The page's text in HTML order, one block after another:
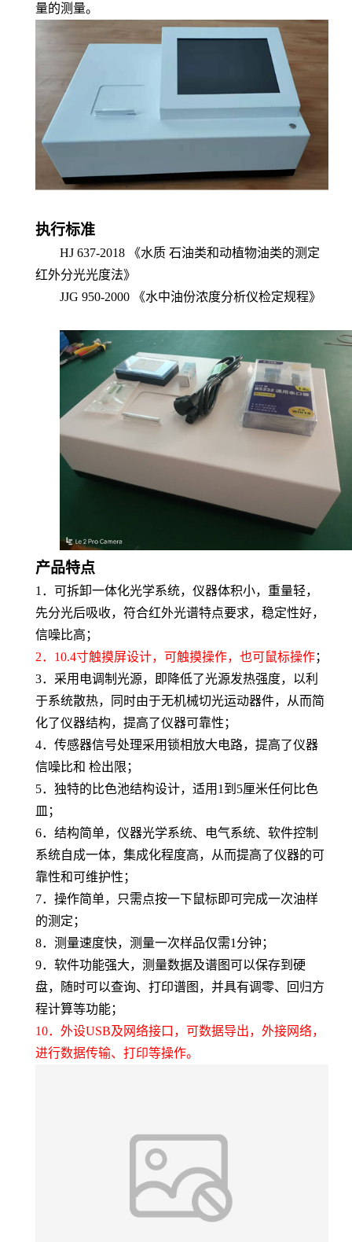
量的测量。
执行标准
HJ 637-2018
《水质 石油类和动植物油类的测定
红外分光光度法》
JJG 950-2000
《水中油份浓度分析仪检定规程》
产品特点
1． 可拆卸一体化光学系统，仪器体积小，重量轻，
先分光后吸收，符合红外光谱特点要求，稳定性好，
信噪比高；
2． 10.4寸触摸屏设计，可触摸操作，也可鼠标操作；
3． 采用电调制光源，即降低了光源发热强度，以利
于系统散热，同时由于无机械切光运动器件，从而简
化了仪器结构，提高了仪器可靠性；
4． 传感器信号处理采用锁相放大电路，提高了仪器
信噪比和 检出限；
5． 独特的比色池结构设计，适用1到5厘米任何比色
皿；
6． 结构简单，仪器光学系统、电气系统、软件控制
系统自成一体，集成化程度高，从而提高了仪器的可
靠性和可维护性；
7． 操作简单，只需点按一下鼠标即可完成一次油样
的测定；
8． 测量速度快，测量一次样品仅需1分钟；
9． 软件功能强大，测量数据及谱图可以保存到硬
盘，随时可以查询、打印谱图，并具有调零、回归方
程计算等功能；
10． 外设USB及网络接口，可数据导出，外接网络，
进行数据传输、打印等操作。